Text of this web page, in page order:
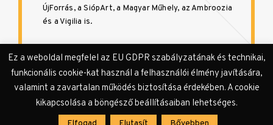
ÚjForrás, a SiópArt, a Magyar Műhely, az Ambroozia
és a Vigilia is.
Ez a weboldal megfelel az EU GDPR szabályzatának és technikai,
funkcionális cookie-kat használ a felhasználói élmény javítására,
valamint a zavartalan működés biztosítása érdekében. A cookie
kikapcsolása a böngésző beállításaiban lehetséges.